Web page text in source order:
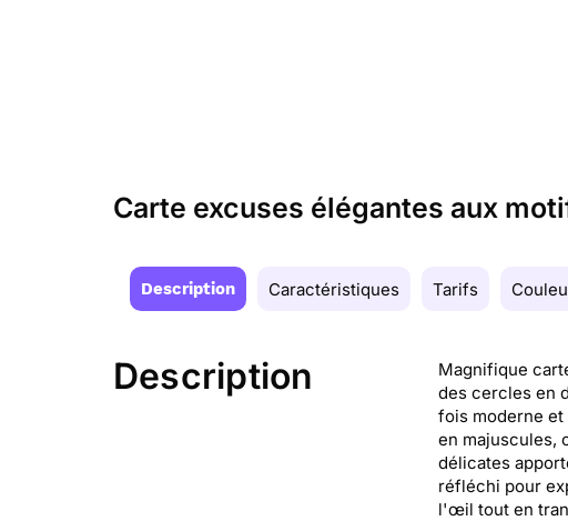
Carte excuses élégantes aux
Description Caractéristiques Tarifs
Description
Magnifique
des cercles en
fois moderne et
en majuscules,
délicates
réfléchi pour
l'œil tout en